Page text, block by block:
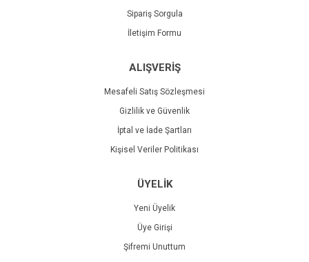
Sipariş Sorgula
İletişim Formu
ALIŞVERİŞ
Mesafeli Satış Sözleşmesi
Gizlilik ve Güvenlik
İptal ve İade Şartları
Kişisel Veriler Politikası
ÜYELİK
Yeni Üyelik
Üye Girişi
Şifremi Unuttum